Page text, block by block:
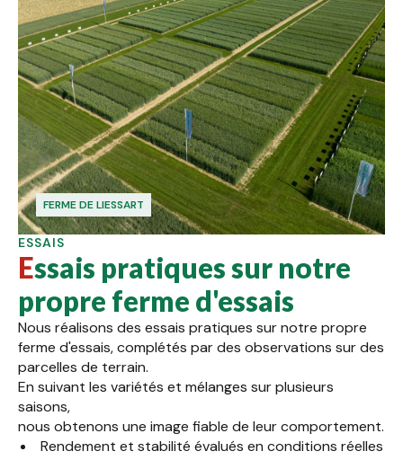
FERME DE LIESSART
ESSAIS
Essais pratiques sur notre
propre ferme d'essais
Nous réalisons des essais pratiques sur notre propre
ferme d'essais, complétés par des observations sur des
parcelles de terrain.
En suivant les variétés et mélanges sur plusieurs
saisons,
nous obtenons une image fiable de leur comportement.
Rendement et stabilité évalués en conditions réelles